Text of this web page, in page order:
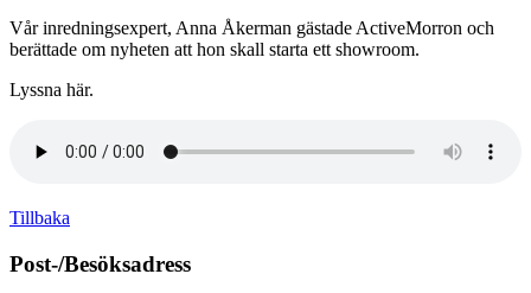
Vår inredningsexpert, Anna Åkerman gästade ActiveMorron och
berättade om nyheten att hon skall starta ett showroom.
Lyssna här.
Tillbaka
Post-/Besöksadress